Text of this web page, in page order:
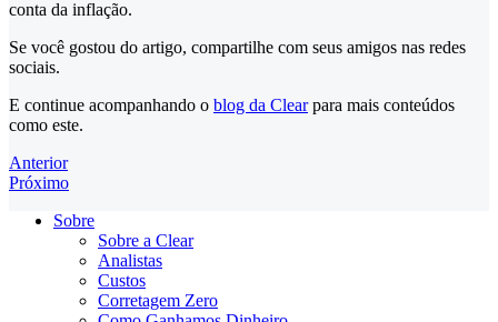
conta da inflação.
Se você gostou do artigo, compartilhe com seus amigos nas redes
sociais.
E continue acompanhando o blog da Clearpara mais conteúdos
como este.
Anterior
Próximo
Sobre
Sobre a Clear
Analistas
Custos
Corretagem Zero